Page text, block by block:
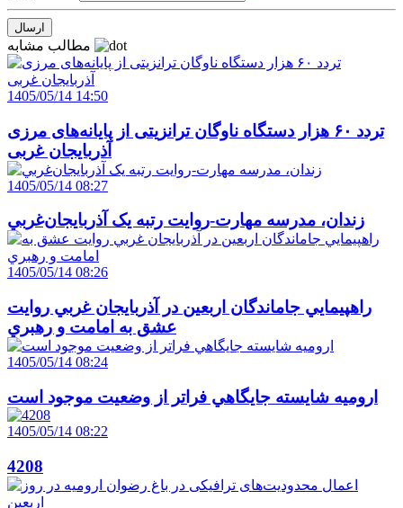
1405/05/14 14:50
تردد ۶۰ هزار دستگاه ناوگان ترانزیتی از پایانه‌های مرزی
آذربایجان ‌غربی
1405/05/14 08:27
زندان، مدرسه مهارت-روايت رتبه يک آذربايجان‌غربي
1405/05/14 08:26
راهپيمايي جاماندگان اربعين در آذربايجان غربي روايت
عشق به امامت و رهبري
1405/05/14 08:24
اروميه شايسته جايگاهي فراتر از وضعيت موجود است
1405/05/14 08:22
4208